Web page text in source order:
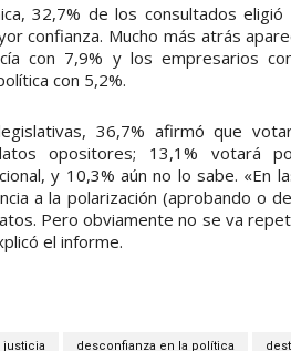
32,7% de los consultados
confianza. Mucho más atrás
con 7,9% y los empresarios
con 5,2%.
36,7% afirmó que
opositores; 13,1% votará
y 10,3% aún no lo sabe. «En
a la polarización (aprobando o
Pero obviamente no se va
el informe.
justicia desconfianza en la política